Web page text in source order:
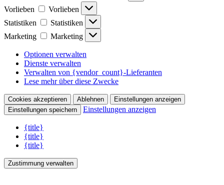
Vorlieben
Vorlieben
Statistiken
Statistiken
Marketing
Marketing
Optionen verwalten
Dienste verwalten
Verwalten von {vendor_count}-Lieferanten
Lese mehr über diese Zwecke
Cookies akzeptieren Ablehnen
Einstellungen anzeigen
Einstellungen speichern
Einstellungen anzeigen
{title}
{title}
{title}
Zustimmung verwalten